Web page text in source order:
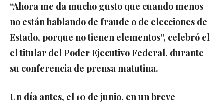
“Ahora me da mucho gusto que cuando menos
no están hablando de fraude o de elecciones de
Estado, porque no tienen elementos”, celebró el
el titular del Poder Ejecutivo Federal, durante
su conferencia de prensa matutina.
Un día antes, el 10 de junio, en un breve